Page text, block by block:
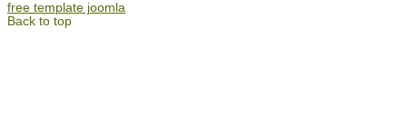
free template joomla
Back to top